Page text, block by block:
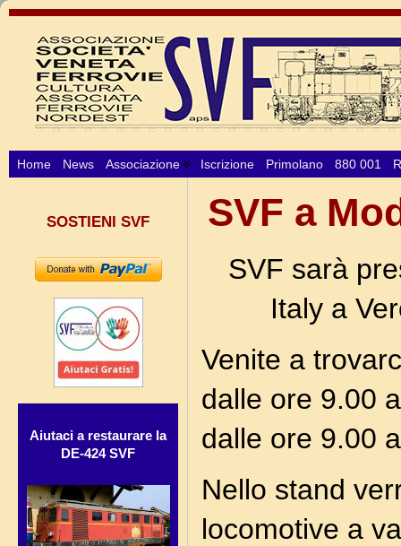
Home News Associazione Iscrizione Primolano 880 001
SOSTIENI SVF
Aiutaci a restaurare la
DE-424 SVF
SVF a
SVF sarà
Italy a
Venite a
dalle ore 9.00
dalle ore 9.00
Nello stand
locomotive a